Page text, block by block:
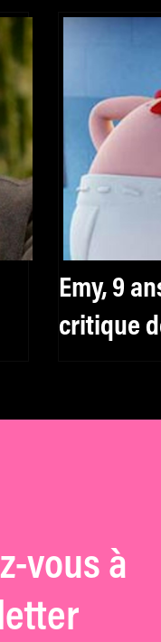
Emy, 9
critique
vous à